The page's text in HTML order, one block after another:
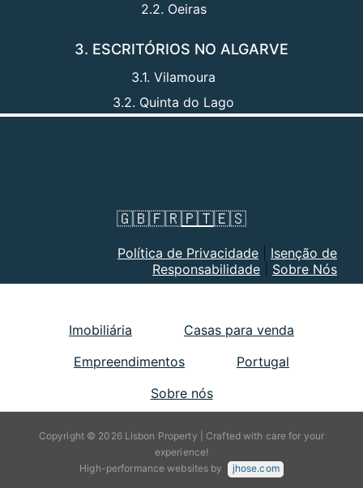
2.2. Oeiras
3. ESCRITÓRIOS NO ALGARVE
3.1. Vilamoura
3.2. Quinta do Lago
🇬🇧🇫🇷🇵🇹🇪🇸
Política de Privacidade
Isenção de
Responsabilidade
Sobre Nós
Imobiliária
Casas para venda
Empreendimentos
Portugal
Sobre nós
Copyright © 2026 Lisbon Property | Crafted with care for your
experience!
High-performance websites by
jhose.com